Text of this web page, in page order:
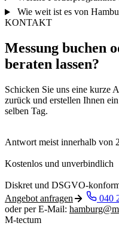
Wie weit ist es von
KONTAKT
Messung buchen
beraten lassen?
Schicken Sie uns eine kurze
zurück und erstellen Ihnen
selben Tag.
Antwort meist innerhalb von
Kostenlos und unverbindlich
Diskret und DSGVO-
Angebot anfragen
040
oder per E-Mail:
M-tectum